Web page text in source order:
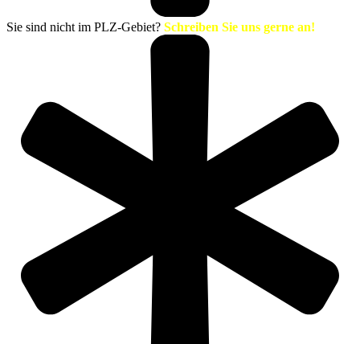
Sie sind nicht im PLZ-Gebiet? Schreiben Sie uns gerne an!